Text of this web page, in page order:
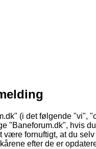
(i det følgende "vi",
"Baneforum.dk", hvis
være fornuftigt, at du
efter de er